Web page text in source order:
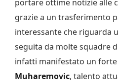
portare ottime notizie alle
grazie a un trasferimento
interessante che riguarda
seguita da molte squadre di
infatti manifestato un
Muharemovic, talento